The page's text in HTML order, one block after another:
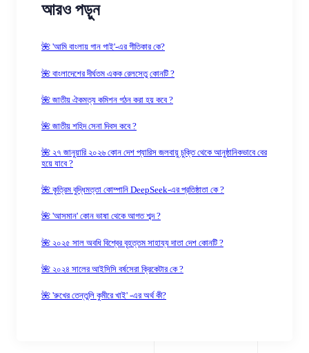
আরও পড়ুন
🌺 'আমি বাংলায় গান গাই'-এর গীতিকার কে?
🌺 বাংলাদেশের দীর্ঘতম একক রেলসেতু কোনটি ?
🌺 জাতীয় ঐকমত্য কমিশন গঠন করা হয় কবে ?
🌺 জাতীয় শহিদ সেনা দিবস কবে ?
🌺 ২৭ জানুয়ারি ২০২৬ কোন দেশ প্যারিস জলবায়ু চুক্তি থেকে আনুষ্ঠানিকভাবে বের
হয়ে যাবে ?
🌺 কৃত্রিম বুদ্ধিমত্তা কোম্পানি DeepSeek-এর প্রতিষ্ঠাতা কে ?
🌺 'আসমান' কোন ভাষা থেকে আগত শব্দ ?
🌺 ২০২৫ সাল অবধি বিশ্বের বৃহত্তম সাহায্য দাতা দেশ কোনটি ?
🌺 ২০২৪ সালের আইসিসি বর্ষসেরা ক্রিকেটার কে ?
🌺 'রুখের তেন্তুলি কুমীরে খাই' -এর অর্থ কী?